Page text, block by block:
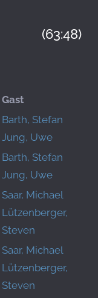
(63:48)
Gast
Barth, Stefan
Jung, Uwe
Barth, Stefan
Jung, Uwe
Saar, Michael
Lützenberger,
Steven
Saar, Michael
Lützenberger,
Steven